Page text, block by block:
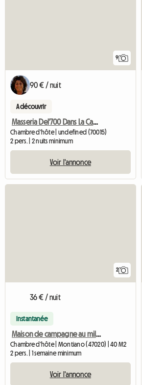
9
90 € / nuit
A découvrir
Masseria Del'700 Dans La Campagne Des Pouilles, Suite Angeli
Chambre d'hôte | undefined (70015)
2 pers. | 2 nuits minimum
Voir l'annonce
2
36 € / nuit
Instantanée
Maison de campagne au milieu des bois
Chambre d'hôte | Montiano (47020) | 40 M2
2 pers. | 1 semaine minimum
Voir l'annonce